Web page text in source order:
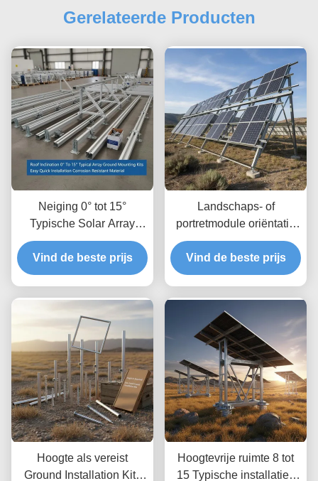
Gerelateerde Producten
Neiging 0° tot 15°
Typische Solar Array
Ground Mounting Kits
Gemakkelijk snel
installeren
materiaal
Vind de beste prijs
Landschaps- of
portretmodule oriëntatie
zonnepanelen
grondmontage systemen
met grondvrijheid tot 1,2
15 voet Typisch
Vind de beste prijs
Hoogte als vereist
Ground Installation Kits
Hoogtevrije ruimte 8 tot
15 Typische installaties